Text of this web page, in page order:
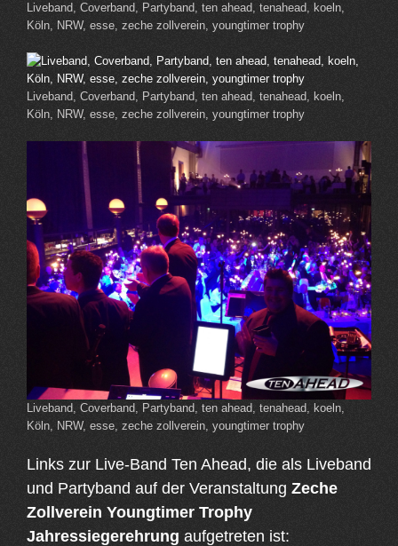
Liveband, Coverband, Partyband, ten ahead, tenahead, koeln,
Köln, NRW, esse, zeche zollverein, youngtimer trophy
Liveband, Coverband, Partyband, ten ahead, tenahead, koeln,
Köln, NRW, esse, zeche zollverein, youngtimer trophy
Liveband, Coverband, Partyband, ten ahead, tenahead, koeln,
Köln, NRW, esse, zeche zollverein, youngtimer trophy
Links zur Live-Band Ten Ahead, die als Liveband
und Partyband auf der Veranstaltung Zeche
Zollverein Youngtimer Trophy
Jahressiegerehrung aufgetreten ist: